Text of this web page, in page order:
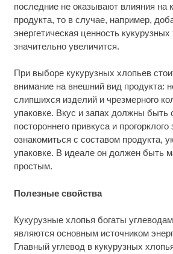
последние не оказывают влияния на
продукта, то в случае, например,
энергетическая ценность
значительно увеличится.
При выборе кукурузных хлопьев
внимание на внешний вид продукта:
слипшихся изделий и чрезмерного
упаковке. Вкус и запах должны быть
постороннего привкуса и
ознакомиться с составом продукта,
упаковке. В идеале он должен быть
простым.
Полезные свойства
Кукурузные хлопья богаты
являются основным источником
Главный углевод в кукурузных